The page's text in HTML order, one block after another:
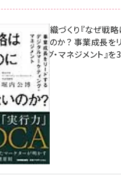
成果を生む組織づくり『なぜ戦
があがらないのか？ 事業成長を
マーケティング・マネジメント』
10:00